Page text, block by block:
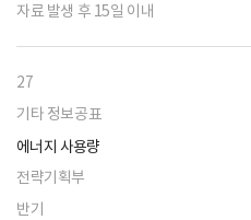
자료 발생 후 15일 이내
27
기타 정보공표
에너지 사용량
전략기획부
반기